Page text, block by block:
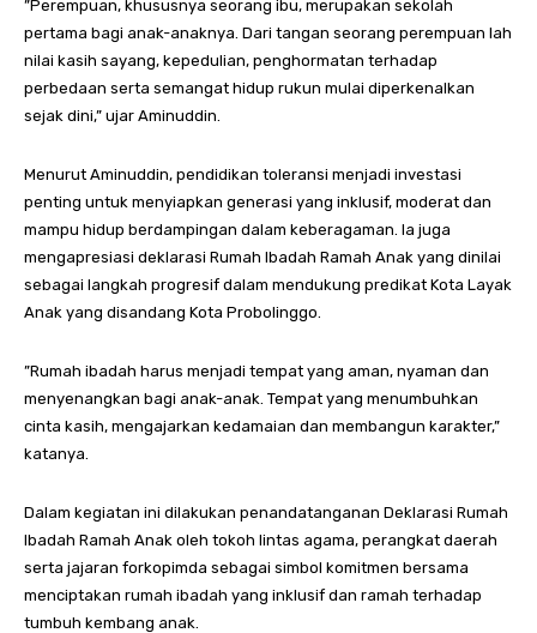
”Perempuan, khususnya seorang ibu, merupakan sekolah
pertama bagi anak-anaknya. Dari tangan seorang perempuan lah
nilai kasih sayang, kepedulian, penghormatan terhadap
perbedaan serta semangat hidup rukun mulai diperkenalkan
sejak dini,” ujar Aminuddin.
Menurut Aminuddin, pendidikan toleransi menjadi investasi
penting untuk menyiapkan generasi yang inklusif, moderat dan
mampu hidup berdampingan dalam keberagaman. Ia juga
mengapresiasi deklarasi Rumah Ibadah Ramah Anak yang dinilai
sebagai langkah progresif dalam mendukung predikat Kota Layak
Anak yang disandang Kota Probolinggo.
”Rumah ibadah harus menjadi tempat yang aman, nyaman dan
menyenangkan bagi anak-anak. Tempat yang menumbuhkan
cinta kasih, mengajarkan kedamaian dan membangun karakter,”
katanya.
Dalam kegiatan ini dilakukan penandatanganan Deklarasi Rumah
Ibadah Ramah Anak oleh tokoh lintas agama, perangkat daerah
serta jajaran forkopimda sebagai simbol komitmen bersama
menciptakan rumah ibadah yang inklusif dan ramah terhadap
tumbuh kembang anak.